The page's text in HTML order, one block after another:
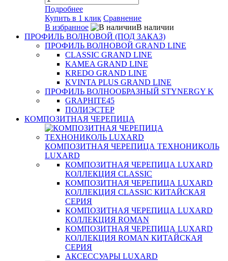
Подробнее
Купить в 1 клик Сравнение
В избранное
В наличии
ПРОФИЛЬ ВОЛНОВОЙ (ПОД ЗАКАЗ)
ПРОФИЛЬ ВОЛНОВОЙ GRAND LINE
CLASSIC GRAND LINE
KAMEA GRAND LINE
KREDO GRAND LINE
KVINTA PLUS GRAND LINE
ПРОФИЛЬ ВОЛНООБРАЗНЫЙ STYNERGY K
GRAPHITE45
ПОЛИЭСТЕР
КОМПОЗИТНАЯ ЧЕРЕПИЦА
КОМПОЗИТНАЯ ЧЕРЕПИЦА ТЕХНОНИКОЛЬ
LUXARD
КОМПОЗИТНАЯ ЧЕРЕПИЦА LUXARD
КОЛЛЕКЦИЯ CLASSIC
КОМПОЗИТНАЯ ЧЕРЕПИЦА LUXARD
КОЛЛЕКЦИЯ CLASSIC КИТАЙСКАЯ
СЕРИЯ
КОМПОЗИТНАЯ ЧЕРЕПИЦА LUXARD
КОЛЛЕКЦИЯ ROMAN
КОМПОЗИТНАЯ ЧЕРЕПИЦА LUXARD
КОЛЛЕКЦИЯ ROMAN КИТАЙСКАЯ
СЕРИЯ
АКСЕССУАРЫ LUXARD